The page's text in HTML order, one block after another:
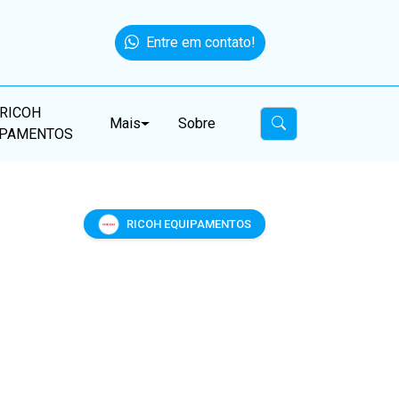
Entre em contato!
RICOH
Mais Sobre
RICOH EQUIPAMENTOS